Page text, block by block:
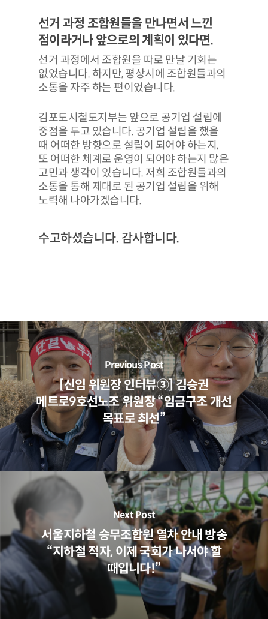
선거 과정 조합원들을 만나면서 느낀
점이라거나 앞으로의 계획이 있다면.
선거 과정에서 조합원을 따로 만날 기회는
없었습니다. 하지만, 평상시에 조합원들과의
소통을 자주 하는 편이었습니다.
김포도시철도지부는 앞으로 공기업 설립에
중점을 두고 있습니다. 공기업 설립을 했을
때 어떠한 방향으로 설립이 되어야 하는지,
또 어떠한 체계로 운영이 되어야 하는지 많은
고민과 생각이 있습니다. 저희 조합원들과의
소통을 통해 제대로 된 공기업 설립을 위해
노력해 나아가겠습니다.
수고하셨습니다. 감사합니다.
Previous Post
[신임 위원장 인터뷰③] 김승권
메트로9호선노조 위원장 “임금구조 개선
목표로 최선”
Next Post
서울지하철 승무조합원 열차 안내 방송
“지하철 적자, 이제 국회가 나서야 할
때입니다!”